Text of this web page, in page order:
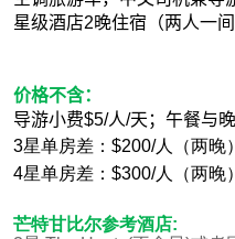
星级酒店2晚住宿（两人一间
价格不含：
导游小费$5/人/天；午餐与
3星单房差：$200/人（两晚
4星单房差：$300/人（两晚
芒特甘比尔参考酒店: